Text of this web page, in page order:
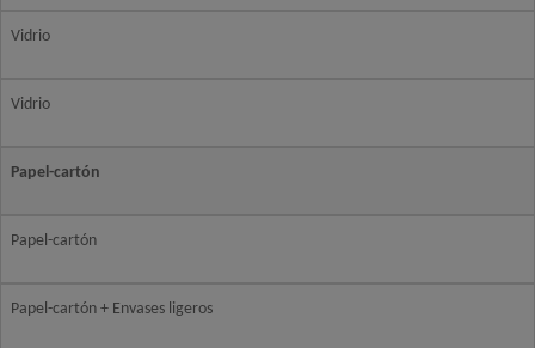
Vidrio
Vidrio
Papel-cartón
Papel-cartón
Papel-cartón + Envases ligeros